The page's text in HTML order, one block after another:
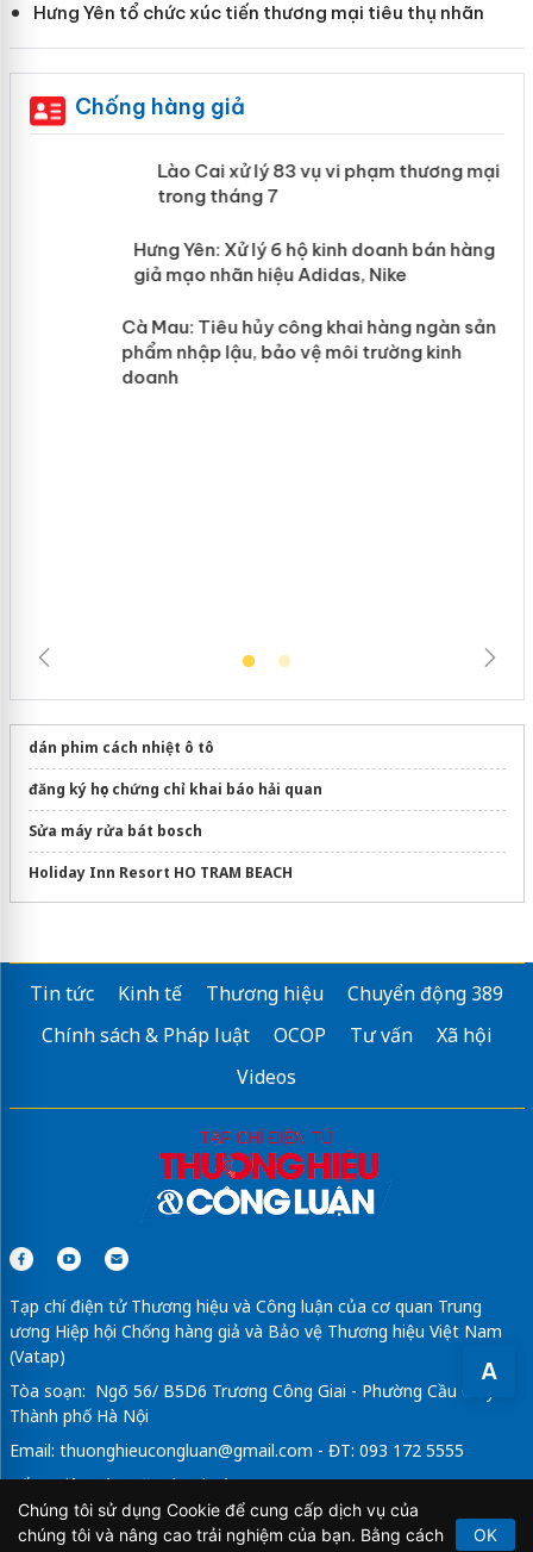
A
Hưng Yên tổ chức xúc tiến thương mại tiêu thụ nhãn
Chống hàng giả
Lào Cai xử lý 83 vụ vi phạm thương
mại trong tháng 7
Hưng Yên: Xử lý 6 hộ kinh doanh bán
hàng giả mạo nhãn hiệu Adidas, Nike
dán phim cách nhiệt ô tô
đăng ký học chứng chỉ khai báo hải quan
Sửa máy rửa bát bosch
Holiday Inn Resort HO TRAM BEACH
Tin tức Kinh tế Thương hiệu
Chuyển động 389
Chính sách & Pháp luật
OCOP Tư vấn
Xã hội
Videos
Tạp chí điện tử Thương hiệu và Công luận của cơ quan Trung
ương Hiệp hội Chống hàng giả và Bảo vệ Thương hiệu Việt Nam
(Vatap)
Tòa soạn: Ngõ 56/ B5D6 Trương Công Giai - Phường Cầu Giấy -
Thành phố Hà Nội
Email: thuonghieucongluan@gmail.com - ĐT: 093 172 5555
Tổng Biên Tập: Vũ Đức Thuận
Giấy phép hoạt động báo chí điện tử số 64/GP-BTTTT do Bộ
Thông tin và Truyền thông cấp ngày 21/2/2020.
Chúng tôi sử dụng Cookie để cung cấp dịch vụ của
chúng tôi và nâng cao trải nghiệm của bạn. Bằng cách
OK